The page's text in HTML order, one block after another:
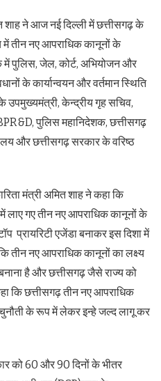
शाह ने आज नई दिल्ली में छत्तीसगढ़ के
में तीन नए आपराधिक कानूनों के
में पुलिस, जेल, कोर्ट, अभियोजन और
के कार्यान्वयन और वर्तमान स्थिति
उपमुख्यमंत्री, केन्द्रीय गृह सचिव,
पुलिस महानिदेशक, छत्तीसगढ़
और छत्तीसगढ़ सरकार के वरिष्ठ
मंत्री अमित शाह ने कहा कि
लाए गए तीन नए आपराधिक कानूनों के
प्रायरिटी एजेंडा बनाकर इस दिशा में
तीन नए आपराधिक कानूनों का लक्ष्य
है और छत्तीसगढ़ जैसे राज्य को
कि छत्तीसगढ़ तीन नए आपराधिक
के रूप में लेकर इन्हे जल्द लागू कर
को 60 और 90 दिनों के भीतर